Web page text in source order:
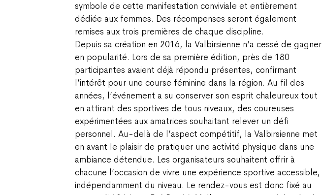
symbole de cette manifestation conviviale et entièrement
dédiée aux femmes. Des récompenses seront également
remises aux trois premières de chaque discipline.
Depuis sa création en 2016, la Valbirsienne n’a cessé de gagner
en popularité. Lors de sa première édition, près de 180
participantes avaient déjà répondu présentes, confirmant
l’intérêt pour une course féminine dans la région. Au fil des
années, l’événement a su conserver son esprit chaleureux tout
en attirant des sportives de tous niveaux, des coureuses
expérimentées aux amatrices souhaitant relever un défi
personnel. Au-delà de l’aspect compétitif, la Valbirsienne met
en avant le plaisir de pratiquer une activité physique dans une
ambiance détendue. Les organisateurs souhaitent offrir à
chacune l’occasion de vivre une expérience sportive accessible,
indépendamment du niveau. Le rendez-vous est donc fixé au